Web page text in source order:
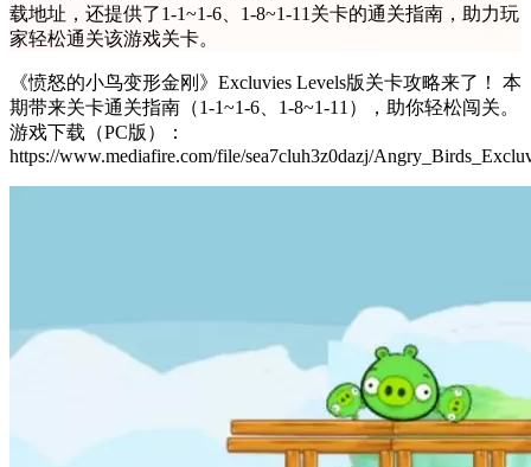
载地址，还提供了1-1~1-6、1-8~1-11关卡的通关指南，助力玩
家轻松通关该游戏关卡。
《愤怒的小鸟变形金刚》Excluvies Levels版关卡攻略来了！ 本
期带来关卡通关指南（1-1~1-6、1-8~1-11），助你轻松闯关。
游戏下载（PC版）：
https://www.mediafire.com/file/sea7cluh3z0dazj/